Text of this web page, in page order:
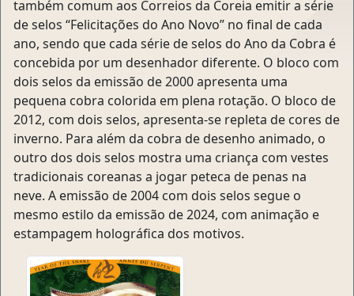
também comum aos Correios da Coreia emitir a série
de selos “Felicitações do Ano Novo” no final de cada
ano, sendo que cada série de selos do Ano da Cobra é
concebida por um desenhador diferente. O bloco com
dois selos da emissão de 2000 apresenta uma
pequena cobra colorida em plena rotação. O bloco de
2012, com dois selos, apresenta-se repleta de cores de
inverno. Para além da cobra de desenho animado, o
outro dos dois selos mostra uma criança com vestes
tradicionais coreanas a jogar peteca de penas na
neve. A emissão de 2004 com dois selos segue o
mesmo estilo da emissão de 2024, com animação e
estampagem holográfica dos motivos.